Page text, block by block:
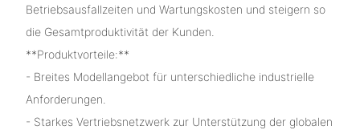
Betriebsausfallzeiten und Wartungskosten und steigern so
die Gesamtproduktivität der Kunden.
**Produktvorteile:**
- Breites Modellangebot für unterschiedliche industrielle
Anforderungen.
- Starkes Vertriebsnetzwerk zur Unterstützung der globalen